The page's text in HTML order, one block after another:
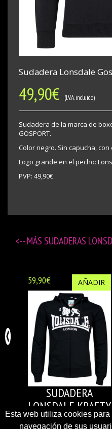
Sudadera Lonsdale
49,90€ (I.V.A. incluido)
Sudadera de la marca de
GOSPORT.
Color negro. Sin capucha,
Logo grande en el pecho:
PVP: 49,90€
<-- MÁS SUDADERAS
59,90€ AÑADIR
SUDADERA
LONSDALE KRAFTY
Esta web utiliza cookies
navegación de sus